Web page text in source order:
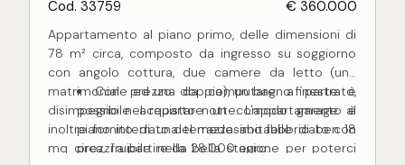
Cod. 33759 € 360.000
Appartamento al piano primo, delle dimensioni di
78 m² circa, composto da ingresso su soggiorno
con angolo cottura, due camere da letto (una
matrimoniale ed una doppia), un bagno finestrato,
disimpegno nel reparto notte. L'appartamento è
inoltre fornito di una terrazza abitabile di ben 18
mq circa, fruibile nella bella stagione per poterci
Con prezzo da computare a parte è
possibile acquistare un comodo garage al
piano interrato del medesimo fabbricato con
prezzi a partire da 28.000 euro.